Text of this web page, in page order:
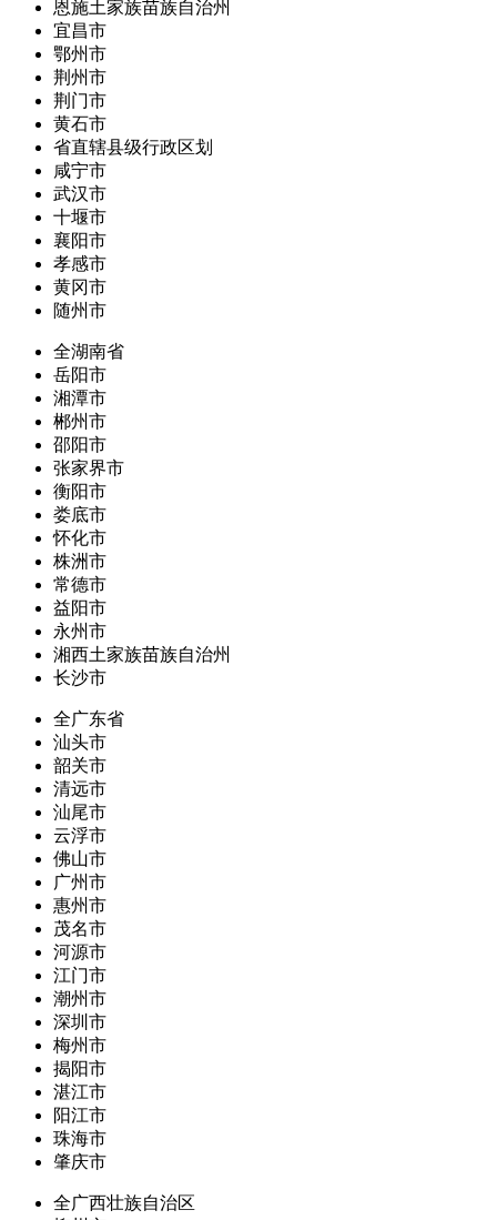
恩施土家族苗族自治州
宜昌市
鄂州市
荆州市
荆门市
黄石市
省直辖县级行政区划
咸宁市
武汉市
十堰市
襄阳市
孝感市
黄冈市
随州市
全湖南省
岳阳市
湘潭市
郴州市
邵阳市
张家界市
衡阳市
娄底市
怀化市
株洲市
常德市
益阳市
永州市
湘西土家族苗族自治州
长沙市
全广东省
汕头市
韶关市
清远市
汕尾市
云浮市
佛山市
广州市
惠州市
茂名市
河源市
江门市
潮州市
深圳市
梅州市
揭阳市
湛江市
阳江市
珠海市
肇庆市
全广西壮族自治区